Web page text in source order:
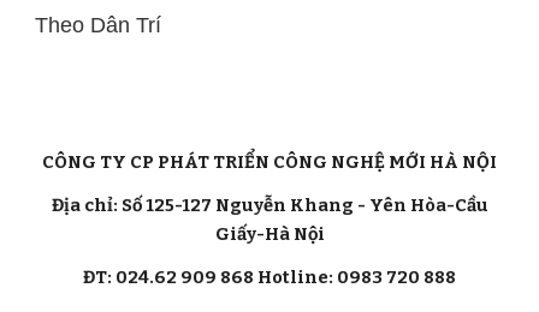
Theo Dân Trí
CÔNG TY CP PHÁT TRIỂN CÔNG NGHỆ MỚI HÀ NỘI
Địa chỉ: Số 125-127 Nguyễn Khang - Yên Hòa-Cầu
Giấy-Hà Nội
ĐT: 024.62 909 868 Hotline: 0983 720 888